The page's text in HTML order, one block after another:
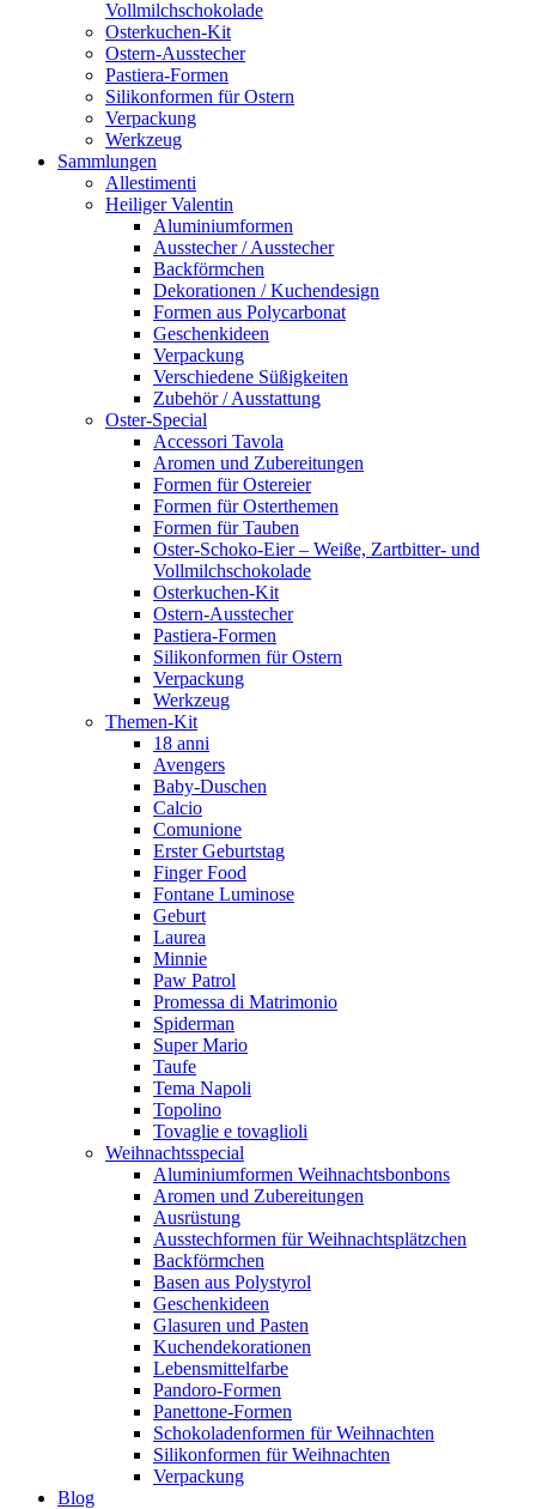
Vollmilchschokolade
Osterkuchen-Kit
Ostern-Ausstecher
Pastiera-Formen
Silikonformen für Ostern
Verpackung
Werkzeug
Sammlungen
Allestimenti
Heiliger Valentin
Aluminiumformen
Ausstecher / Ausstecher
Backförmchen
Dekorationen / Kuchendesign
Formen aus Polycarbonat
Geschenkideen
Verpackung
Verschiedene Süßigkeiten
Zubehör / Ausstattung
Oster-Special
Accessori Tavola
Aromen und Zubereitungen
Formen für Ostereier
Formen für Osterthemen
Formen für Tauben
Oster-Schoko-Eier – Weiße, Zartbitter- und
Vollmilchschokolade
Osterkuchen-Kit
Ostern-Ausstecher
Pastiera-Formen
Silikonformen für Ostern
Verpackung
Werkzeug
Themen-Kit
18 anni
Avengers
Baby-Duschen
Calcio
Comunione
Erster Geburtstag
Finger Food
Fontane Luminose
Geburt
Laurea
Minnie
Paw Patrol
Promessa di Matrimonio
Spiderman
Super Mario
Taufe
Tema Napoli
Topolino
Tovaglie e tovaglioli
Weihnachtsspecial
Aluminiumformen Weihnachtsbonbons
Aromen und Zubereitungen
Ausrüstung
Ausstechformen für Weihnachtsplätzchen
Backförmchen
Basen aus Polystyrol
Geschenkideen
Glasuren und Pasten
Kuchendekorationen
Lebensmittelfarbe
Pandoro-Formen
Panettone-Formen
Schokoladenformen für Weihnachten
Silikonformen für Weihnachten
Verpackung
Blog